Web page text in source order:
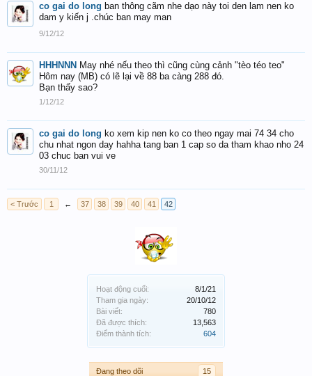
Hoạt động cuối:
8/1/21
Tham gia ngày:
20/10/12
Bài viết:
780
Đã được thích:
13,563
Điểm thành tích:
604
Đang theo dõi 15
co gai do long ban thông cãm nhe dạo này toi den lam nen ko
dam y kiến j .chúc ban may man
9/12/12
HHHNNN May nhé nếu theo thì cũng cùng cảnh "tèo téo teo"
Hôm nay (MB) có lẽ lại về 88 ba càng 288 đó.
Bạn thấy sao?
1/12/12
co gai do long ko xem kip nen ko co theo ngay mai 74 34 cho
chu nhat ngon day hahha tang ban 1 cap so da tham khao nho 24
03 chuc ban vui ve
30/11/12
< Trước 1 ← 37 38 39 40 41 42